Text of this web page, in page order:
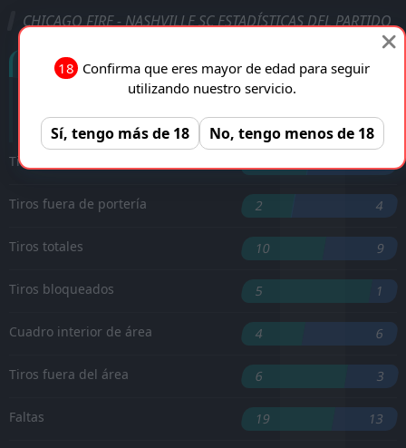
CHICAGO FIRE - NASHVILLE SC ESTADÍSTICAS DEL PARTIDO
Goles
Tiros a puerta
Tiros fuera de portería 2 4
Tiros totales 10 9
Tiros bloqueados 5 1
Cuadro interior de área 4 6
Tiros fuera del área 6 3
Faltas 19 13
18 Confirma que eres mayor de edad para seguir
utilizando nuestro servicio.
Sí, tengo más de 18 No, tengo menos de 18